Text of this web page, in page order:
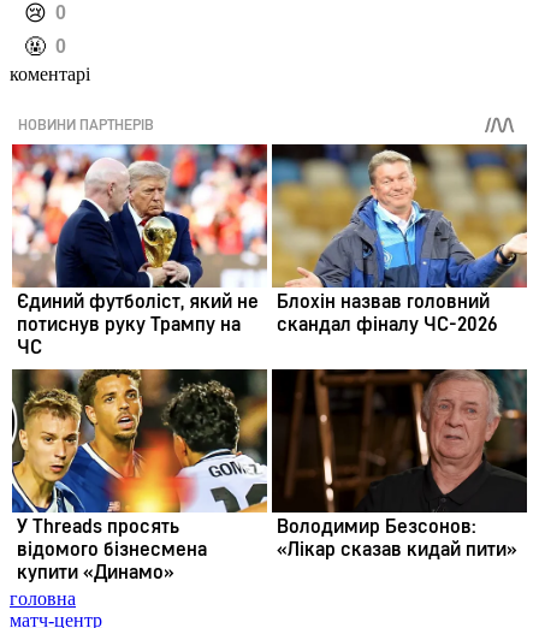
️😢 0
️🤬 0
коментарі
головна
матч-центр